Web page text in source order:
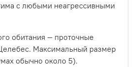
с любыми неагрессивными
обитания — проточные
Максимальный размер
обычно около 5).